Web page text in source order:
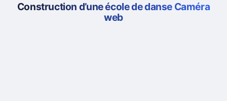
Construction d’une école de danse Caméra
web